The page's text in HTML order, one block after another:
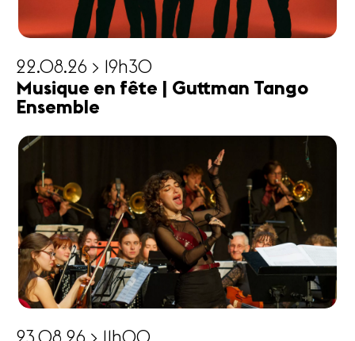
22.08.26 > 19h30
Musique en fête | Guttman Tango
Ensemble